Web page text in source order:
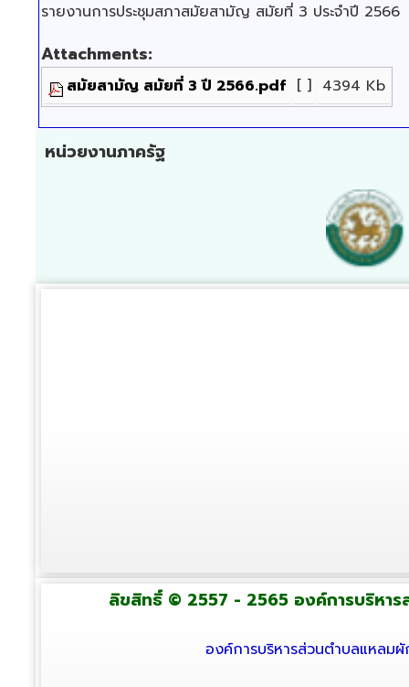
รายงานการประชุมสภาสมัยสามัญ สมัยที่ 3 ประจำปี 2566
Attachments:
สมัยสามัญ สมัยที่ 3 ปี 2566.pdf [ ] 4394 Kb
หน่วยงานภาครัฐ
ลิขสิทธิ์ © 2557 - 2565 องค์การบริหา
องค์การบริหารส่วนตำบลแหลม